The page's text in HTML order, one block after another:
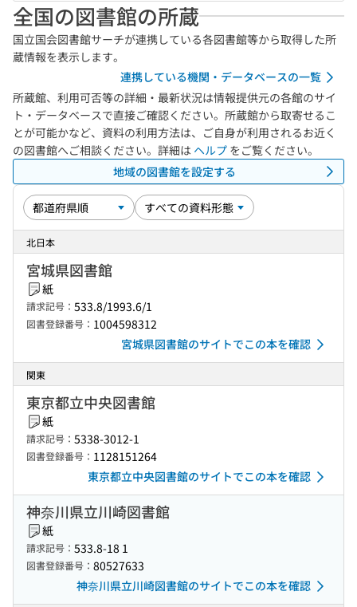
全国の図書館の所蔵
国立国会図書館サーチが連携している各図書館等から取得した所
蔵情報を表示します。
連携している機関・データベースの一覧
所蔵館、利用可否等の詳細・最新状況は情報提供元の各館のサイ
ト・データベースで直接ご確認ください。所蔵館から取寄せるこ
とが可能かなど、資料の利用方法は、ご自身が利用されるお近く
の図書館へご相談ください。詳細は ヘルプ をご覧ください。
地域の図書館を設定する
北日本
宮城県図書館
紙
請求記号： 533.8/1993.6/1
図書登録番号： 1004598312
宮城県図書館のサイトでこの本を確認
関東
東京都立中央図書館
紙
請求記号： 5338-3012-1
図書登録番号： 1128151264
東京都立中央図書館のサイトでこの本を確認
神奈川県立川崎図書館
紙
請求記号： 533.8-18 1
図書登録番号： 80527633
神奈川県立川崎図書館のサイトでこの本を確認